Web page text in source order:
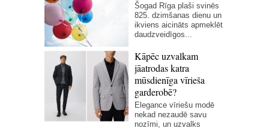
Šogad Rīga plaši svinēs
825. dzimšanas dienu un
ikviens aicināts apmeklēt
daudzveidīgos...
Kāpēc uzvalkam
jāatrodas katra
mūsdienīga vīrieša
garderobē?
Elegance vīriešu modē
nekad nezaudē savu
nozīmi, un uzvalks